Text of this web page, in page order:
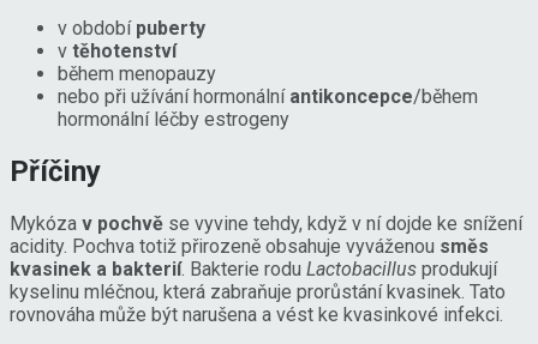
v období puberty
v těhotenství
během menopauzy
nebo při užívání hormonální antikoncepce/během
hormonální léčby estrogeny
Příčiny
Mykóza v pochvě se vyvine tehdy, když v ní dojde ke snížení
acidity. Pochva totiž přirozeně obsahuje vyváženou směs
kvasinek a bakterií. Bakterie rodu Lactobacillus produkují
kyselinu mléčnou, která zabraňuje prorůstání kvasinek. Tato
rovnováha může být narušena a vést ke kvasinkové infekci.